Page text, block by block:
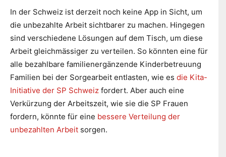
In der Schweiz ist derzeit noch keine App in Sicht, um
die unbezahlte Arbeit sichtbarer zu machen. Hingegen
sind verschiedene Lösungen auf dem Tisch, um diese
Arbeit gleichmässiger zu verteilen. So könnten eine für
alle bezahlbare familienergänzende Kinderbetreuung
Familien bei der Sorgearbeit entlasten, wie es die Kita-
Initiative der SP Schweiz fordert. Aber auch eine
Verkürzung der Arbeitszeit, wie sie die SP Frauen
fordern, könnte für eine bessere Verteilung der
unbezahlten Arbeit sorgen.